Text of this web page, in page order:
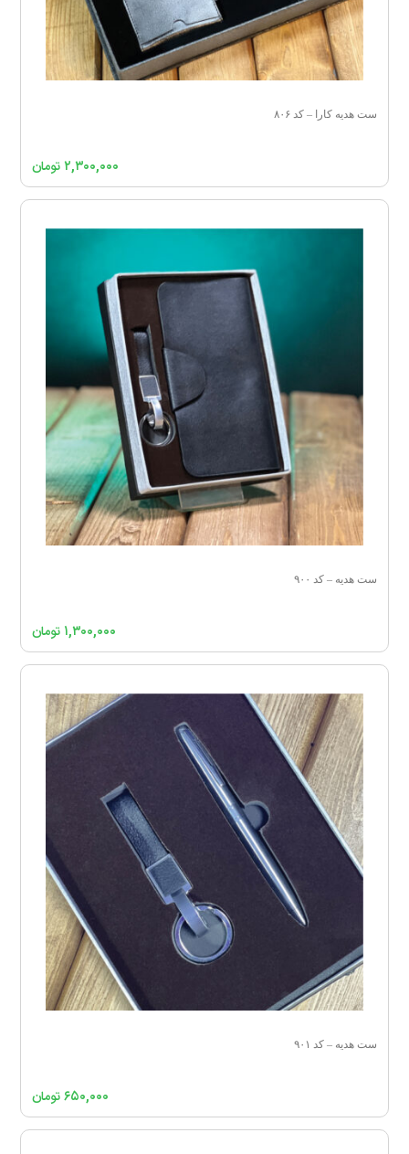
ست هدیه کارا – کد ۸۰۶
۲,۳۰۰,۰۰۰تومان
ست هدیه – کد ۹۰۰
۱,۳۰۰,۰۰۰ تومان
ست هدیه – کد ۹۰۱
۶۵۰,۰۰۰تومان